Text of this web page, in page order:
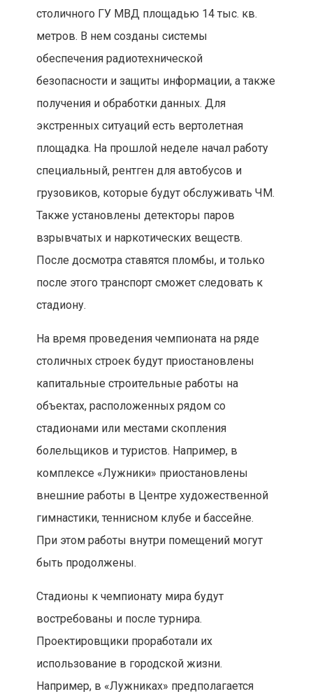
столичного ГУ МВД площадью 14 тыс. кв.
метров. В нем созданы системы
обеспечения радиотехнической
безопасности и защиты информации, а также
получения и обработки данных. Для
экстренных ситуаций есть вертолетная
площадка. На прошлой неделе начал работу
специальный, рентген для автобусов и
грузовиков, которые будут обслуживать ЧМ.
Также установлены детекторы паров
взрывчатых и наркотических веществ.
После досмотра ставятся пломбы, и только
после этого транспорт сможет следовать к
стадиону.
На время проведения чемпионата на ряде
столичных строек будут приостановлены
капитальные строительные работы на
объектах, расположенных рядом со
стадионами или местами скопления
болельщиков и туристов. Например, в
комплексе «Лужники» приостановлены
внешние работы в Центре художественной
гимнастики, теннисном клубе и бассейне.
При этом работы внутри помещений могут
быть продолжены.
Стадионы к чемпионату мира будут
востребованы и после турнира.
Проектировщики проработали их
использование в городской жизни.
Например, в «Лужниках» предполагается